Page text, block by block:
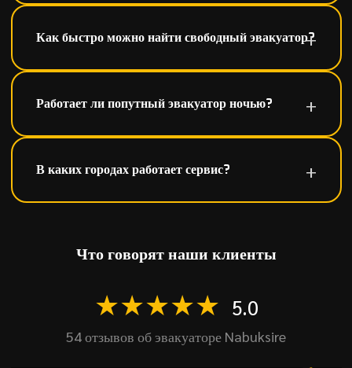
Как быстро можно найти свободный эвакуатор?
Работает ли попутный эвакуатор ночью?
В каких городах работает сервис?
Что говорят наши клиенты
★★★★★ 5.0
54 отзывов об эвакуаторе Nabuksire